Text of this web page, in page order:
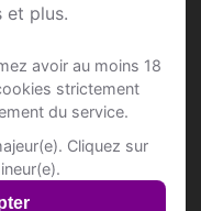
et plus.
avoir au moins 18
strictement
du service.
Cliquez sur